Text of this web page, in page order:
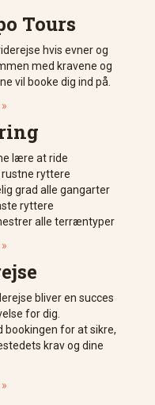
Tours
hvis evner og
med kravene og
vil booke dig ind på.
lære at ride
rustne ryttere
grad alle gangarter
ryttere
alle terræntyper
bliver en succes
for dig.
bookingen for at sikre,
krav og dine